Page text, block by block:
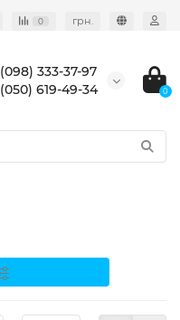
0 грн.
(098) 333-37-97
(050) 619-49-34
0